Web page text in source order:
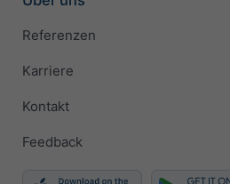
Referenzen
Karriere
Kontakt
Feedback